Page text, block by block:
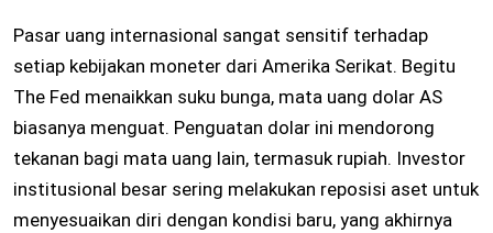
Pasar uang internasional sangat sensitif terhadap
setiap kebijakan moneter dari Amerika Serikat. Begitu
The Fed menaikkan suku bunga, mata uang dolar AS
biasanya menguat. Penguatan dolar ini mendorong
tekanan bagi mata uang lain, termasuk rupiah. Investor
institusional besar sering melakukan reposisi aset untuk
menyesuaikan diri dengan kondisi baru, yang akhirnya